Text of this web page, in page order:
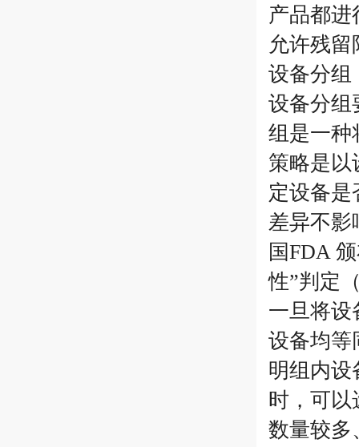
产品都
允许残
设备分组
设备分组
组是一种
策略是以
定设备是
差异不影
国FDA
性”判定
一旦将设
设备均等
明组内设
时，可以
数量较多